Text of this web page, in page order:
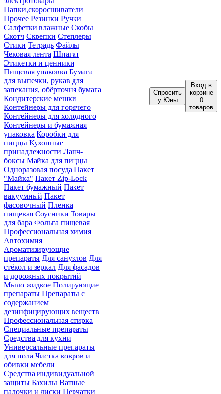
Папки,скоросшиватели
Прочее Резинки Ручки
Салфетки влажные Скобы
Скотч Скрепки Степлеры
Стики Тетрадь Файлы
Чековая лента Шпагат
Этикетки и ценники
Пищевая упаковка Бумага
для выпечки, рукав для
запекания, обёрточня бумага
Кондитерские мешки
Контейнеры для горячего
Контейнеры для холодного
Контейнеры и бумажная
упаковка Коробки для
пиццы Кухонные
принадлежности Ланч-
боксы Майка для пиццы
Одноразовая посуда Пакет
"Майка" Пакет Zip-Lock
Пакет бумажный Пакет
вакуумный Пакет
фасовочный Пленка
пищевая Соусники Товары
для бара Фольга пищевая
Профессиональная химия
Автохимия
Ароматизирующие
препараты Для санузлов Для
стёкол и зеркал Для фасадов
и дорожных покрытий
Мыло жидкое Полирующие
препараты Препараты с
содержанием
дезинфицирующих веществ
Профессиональная стирка
Специальные препараты
Средства для кухни
Универсальные препараты
для пола Чистка ковров и
обивки мебели
Средства индивидуальной
защиты Бахилы Ватные
палочки и диски Перчатки
Спросить
у Юны
Вход в
корзине
0
товаров